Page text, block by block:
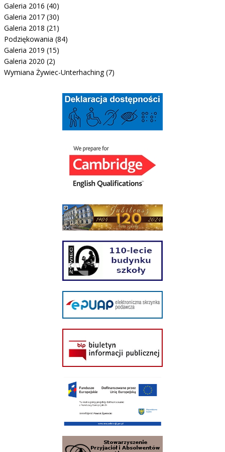
Galeria 2016 (40)
Galeria 2017 (30)
Galeria 2018 (21)
Podziękowania (84)
Galeria 2019 (15)
Galeria 2020 (2)
Wymiana Żywiec-Unterhaching(7)